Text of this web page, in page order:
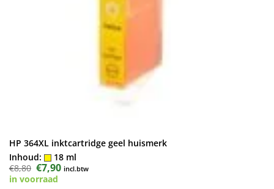
HP 364XL inktcartridge geel huismerk
Inhoud:
18 ml
€8,80 Oorspronkelijke
prijs
was:
€7,90Huidige
prijs
incl.btw
in voorraad